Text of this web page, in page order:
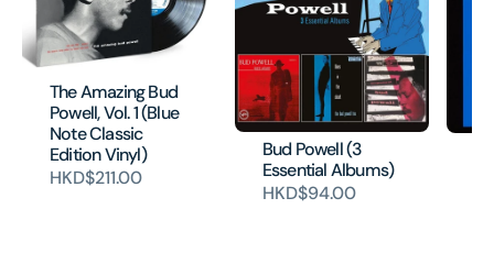
The Amazing Bud
Powell, Vol. 1 (Blue
Note Classic
Edition Vinyl)
HKD$211.00
Bud Powell (3
Essential Albums)
HKD$94.00